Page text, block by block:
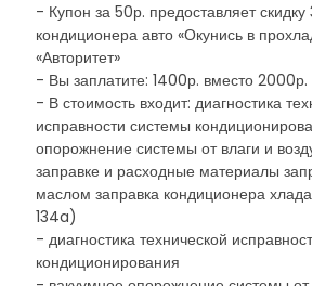
- Купон за 50р. предоставляет скидку
кондиционера авто «Окунись в
«Авторитет»
- Вы заплатите: 1400р. вместо 2000р.
- В стоимость входит: диагностика
исправности системы
опорожнение системы от влаги и
заправке и расходные материалы
маслом заправка кондиционера
134a)
- диагностика технической
кондиционирования